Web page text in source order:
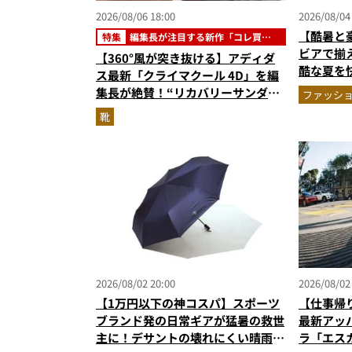
2026/08/06 18:00
特集
編集長が注目する新作「コレ買い
です」
【360°風が突き抜ける】アディダ
ス最新「クライマクール 4D」を編
集長が絶賛！“リカバリーサンダル
級に快適”な3Dプリントスニーカー
『コレ買いです』Vol.173
靴
2026/08/
【酷暑
ビアで揃
酷な夏を
エア」セ
ファッシ
2026/08/02 20:00
【1万円以下の神コスパ】スポーツ
ブランド発の日常ギアが猛暑の救世
主に！デサントの壊れにくい晴雨兼
2026/08/
【仕事
最新アッ
ラ「エス